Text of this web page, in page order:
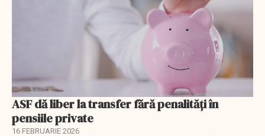
ASF dă liber la transfer fără penalități în
pensiile private
16 FEBRUARIE 2026